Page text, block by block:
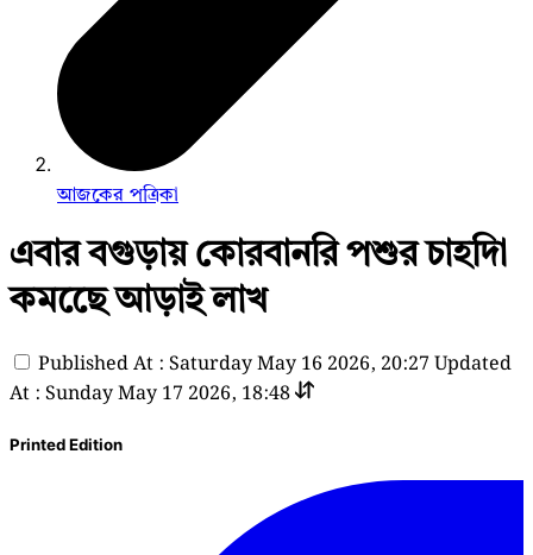
আজকের পত্রিকা
এবার বগুড়ায় কোরবানরি পশুর চাহদিা
কমছেে আড়াই লাখ
Published At : Saturday May 16 2026, 20:27 Updated
At : Sunday May 17 2026, 18:48
Printed Edition